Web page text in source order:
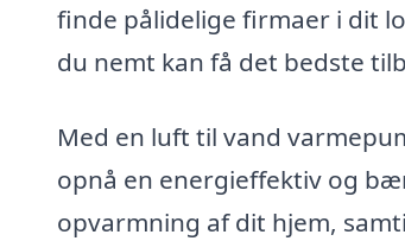
finde pålidelige firmaer i dit
du nemt kan få det bedste
Med en luft til vand
opnå en energieffektiv og
opvarmning af dit hjem,